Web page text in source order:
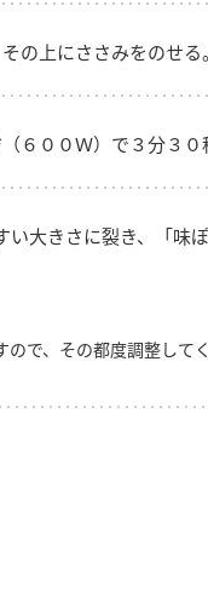
の上にささみをのせる。
６００Ｗ）で３分３０
い大きさに裂き、「味
で、その都度調整してく